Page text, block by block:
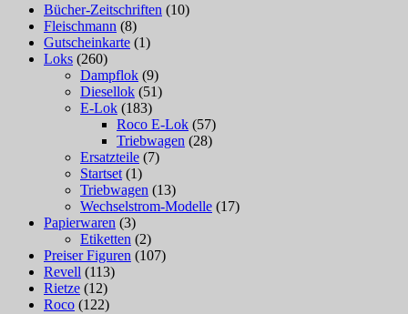
Bücher-Zeitschriften (10)
Fleischmann (8)
Gutscheinkarte (1)
Loks (260)
Dampflok (9)
Diesellok (51)
E-Lok (183)
Roco E-Lok (57)
Triebwagen (28)
Ersatzteile (7)
Startset (1)
Triebwagen (13)
Wechselstrom-Modelle (17)
Papierwaren (3)
Etiketten (2)
Preiser Figuren (107)
Revell (113)
Rietze (12)
Roco (122)